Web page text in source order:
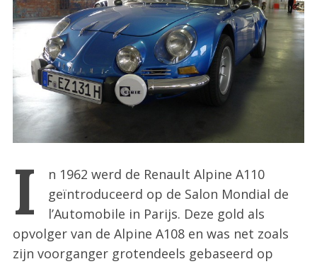
I
n 1962 werd de Renault Alpine A110
geïntroduceerd op de Salon Mondial de
l’Automobile in Parijs. Deze gold als
opvolger van de Alpine A108 en was net zoals
zijn voorganger grotendeels gebaseerd op